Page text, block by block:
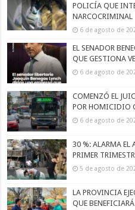
POLICÍA QUE
NARCOCRIMINAL
6 de agosto de
EL SENADOR
QUE GESTIONA
6 de agosto de
COMENZÓ EL
POR HOMICIDIO
6 de agosto de
30 %: ALARMA EL
PRIMER
5 de agosto de
LA PROVINCIA
QUE